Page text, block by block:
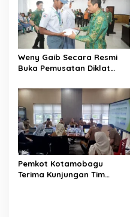
Weny Gaib Secara Resmi
Buka Pemusatan Diklat
Kotamobagu
Pemkot Kotamobagu
Terima Kunjungan Tim